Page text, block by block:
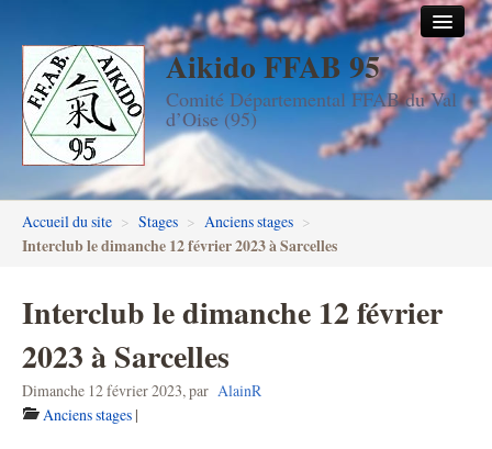
Aikido FFAB 95
Comité Départemental FFAB du Val
d’Oise (95)
Accueil
Les dojos
Stages
Les enseignants
FFAB95
Accueil du site > Stages > Anciens stages >
Interclub le dimanche 12 février 2023 à Sarcelles
Interclub le dimanche 12 février
2023 à Sarcelles
Dimanche 12 février 2023,par AlainR
Anciens stages |